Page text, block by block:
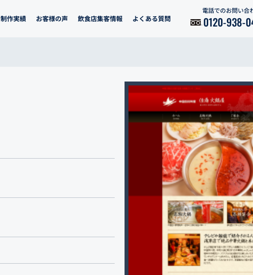
制作実績 お客様の声 飲食店集客情報 よくある質問
電話でのお問い合
0120-938-